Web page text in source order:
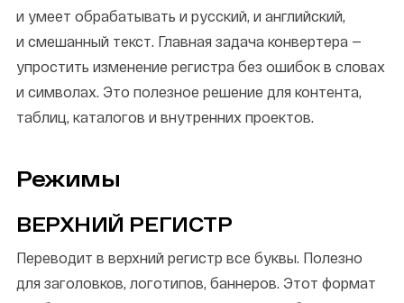
и умеет обрабатывать и русский, и английский,
и смешанный текст. Главная задача конвертера —
упростить изменение регистра без ошибок в словах
и символах. Это полезное решение для контента,
таблиц, каталогов и внутренних проектов.
Режимы
ВЕРХНИЙ РЕГИСТР
Переводит в верхний регистр все буквы. Полезно
для заголовков, логотипов, баннеров. Этот формат